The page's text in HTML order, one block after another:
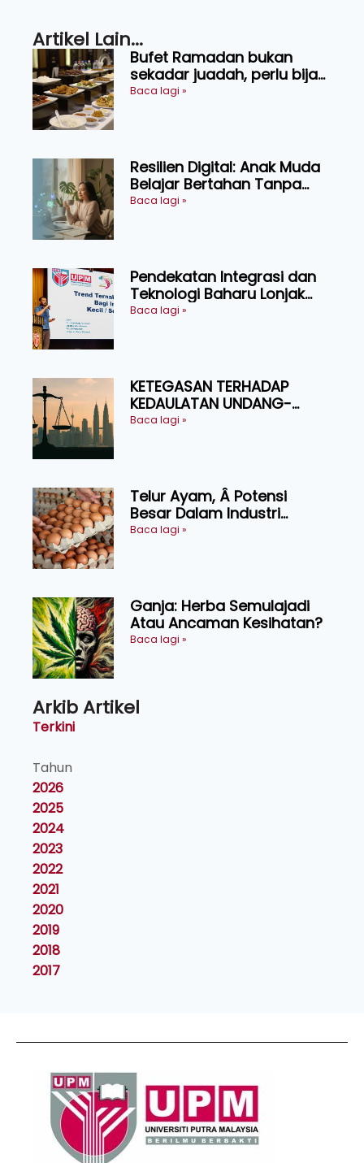
Artikel Lain...
Bufet Ramadan bukan
sekadar juadah, perlu bijak
memilih dan selamat
Baca lagi »
Resilien Digital: Anak Muda
Belajar Bertahan Tanpa
Perlu Menekan Diri
Baca lagi »
Pendekatan Integrasi dan
Teknologi Baharu Lonjak
Produktiviti Ternakan
Baca lagi »
KETEGASAN TERHADAP
KEDAULATAN UNDANG-
UNDANG ASAS KEPADA
Baca lagi »
Telur Ayam, Â Potensi
Besar Dalam Industri
Makanan, Kosmetik dan
Baca lagi »
Ganja: Herba Semulajadi
Atau Ancaman Kesihatan?
Baca lagi »
Arkib Artikel
Terkini
Tahun
2026
2025
2024
2023
2022
2021
2020
2019
2018
2017